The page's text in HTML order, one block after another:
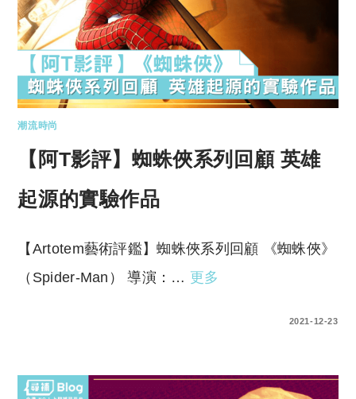
潮流時尚
【阿T影評】蜘蛛俠系列回顧 英雄
起源的實驗作品
【Artotem藝術評鑑】蜘蛛俠系列回顧 《蜘蛛俠》
（Spider-Man） 導演：… 更多
2021-12-23